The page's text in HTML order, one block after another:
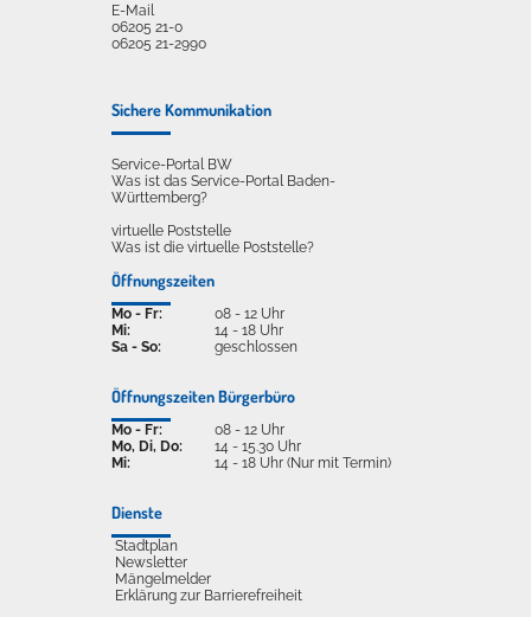
E-Mail
06205 21-0
06205 21-2990
Sichere Kommunikation
Service-Portal BW
Was ist das Service-Portal Baden-
Württemberg?
virtuelle Poststelle
Was ist die virtuelle Poststelle?
Öffnungszeiten
Mo - Fr:
Mi:
Sa - So:
08 - 12 Uhr
14 - 18 Uhr
geschlossen
Öffnungszeiten Bürgerbüro
Mo - Fr:
Mo, Di, Do:
Mi:
08 - 12 Uhr
14 - 15.30 Uhr
14 - 18 Uhr (Nur mit Termin)
Dienste
Stadtplan
Newsletter
Mängelmelder
Erklärung zur Barrierefreiheit